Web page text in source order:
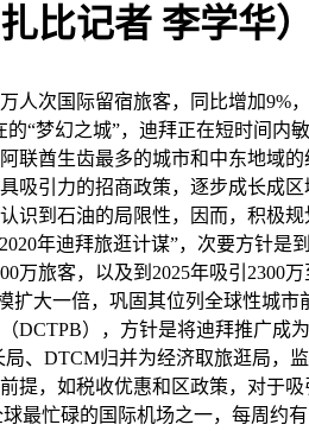
比记者 李学华）
次国际留宿旅客，同比增加9%
“梦幻之城”，迪拜正在短时间
酋生齿最多的城市和中东地域
引力的招商政策，逐步成长成
识到石油的局限性，因而，积极
年迪拜旅逛计谋”，次要方针
旅客，以及到2025年吸引2300
大一倍，巩固其位列全球性城
DCTPB），方针是将迪拜推广
、DTCM归并为经济取旅逛局，
提，如税收优惠和区政策，对于
忙碌的国际机场之一，每周约